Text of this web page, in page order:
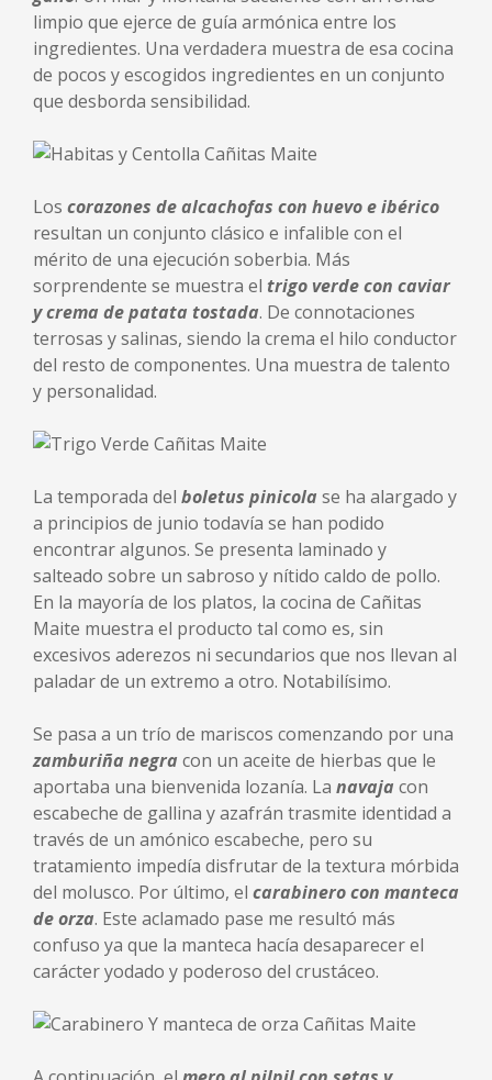
limpio que ejerce de guía armónica entre los
ingredientes. Una verdadera muestra de esa cocina
de pocos y escogidos ingredientes en un conjunto
que desborda sensibilidad.
Los corazones de alcachofas con huevo e ibérico
resultan un conjunto clásico e infalible con el
mérito de una ejecución soberbia. Más
sorprendente se muestra el trigo verde con caviar
y crema de patata tostada. De connotaciones
terrosas y salinas, siendo la crema el hilo conductor
del resto de componentes. Una muestra de talento
y personalidad.
La temporada del boletus pinicola se ha alargado y
a principios de junio todavía se han podido
encontrar algunos. Se presenta laminado y
salteado sobre un sabroso y nítido caldo de pollo.
En la mayoría de los platos, la cocina de Cañitas
Maite muestra el producto tal como es, sin
excesivos aderezos ni secundarios que nos llevan al
paladar de un extremo a otro. Notabilísimo.
Se pasa a un trío de mariscos comenzando por una
zamburiña negra con un aceite de hierbas que le
aportaba una bienvenida lozanía. La navaja con
escabeche de gallina y azafrán trasmite identidad a
través de un amónico escabeche, pero su
tratamiento impedía disfrutar de la textura mórbida
del molusco. Por último, el carabinero con manteca
de orza. Este aclamado pase me resultó más
confuso ya que la manteca hacía desaparecer el
carácter yodado y poderoso del crustáceo.